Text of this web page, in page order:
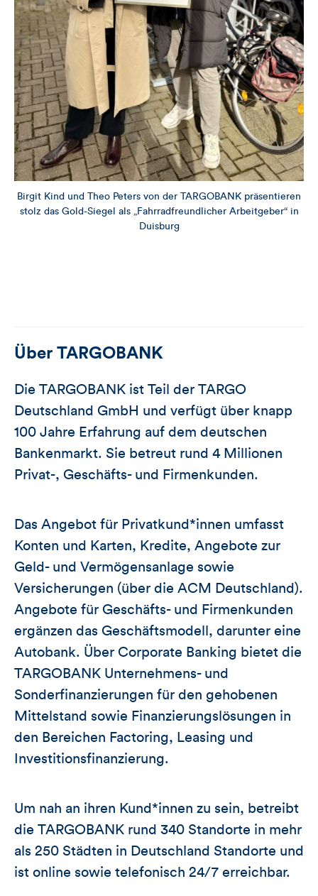
Birgit Kind und Theo Peters von der TARGOBANK präsentieren
stolz das Gold-Siegel als „Fahrradfreundlicher Arbeitgeber“ in
Duisburg
Über TARGOBANK
Die TARGOBANK ist Teil der TARGO
Deutschland GmbH und verfügt über knapp
100 Jahre Erfahrung auf dem deutschen
Bankenmarkt. Sie betreut rund 4 Millionen
Privat-, Geschäfts- und Firmenkunden.
Das Angebot für Privatkund*innen umfasst
Konten und Karten, Kredite, Angebote zur
Geld- und Vermögensanlage sowie
Versicherungen (über die ACM Deutschland).
Angebote für Geschäfts- und Firmenkunden
ergänzen das Geschäftsmodell, darunter eine
Autobank. Über Corporate Banking bietet die
TARGOBANK Unternehmens- und
Sonderfinanzierungen für den gehobenen
Mittelstand sowie Finanzierungslösungen in
den Bereichen Factoring, Leasing und
Investitionsfinanzierung.
Um nah an ihren Kund*innen zu sein, betreibt
die TARGOBANK rund 340 Standorte in mehr
als 250 Städten in Deutschland Standorte und
ist online sowie telefonisch 24/7 erreichbar.